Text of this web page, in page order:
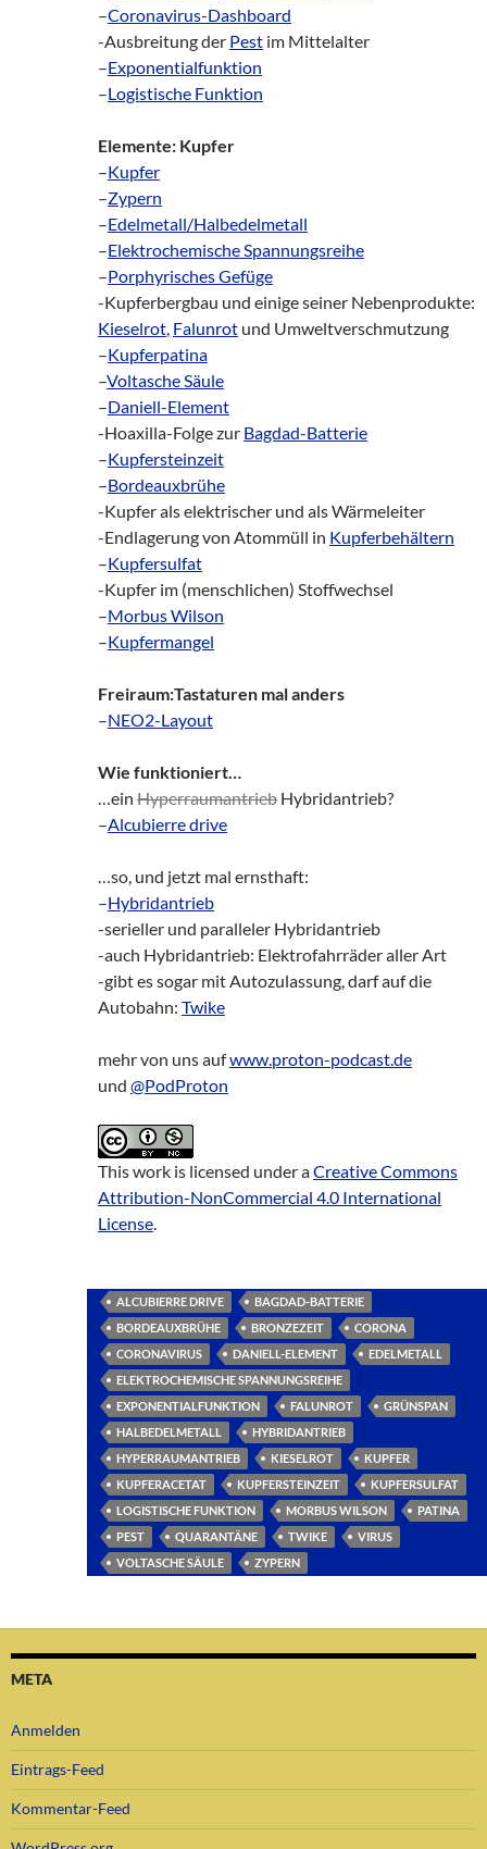
–Coronavirus-Dashboard
-Ausbreitung der Pest im Mittelalter
–Exponentialfunktion
–Logistische Funktion
Elemente: Kupfer
–Kupfer
–Zypern
–Edelmetall/Halbedelmetall
–Elektrochemische Spannungsreihe
–Porphyrisches Gefüge
-Kupferbergbau und einige seiner Nebenprodukte:
Kieselrot, Falunrot und Umweltverschmutzung
–Kupferpatina
–Voltasche Säule
–Daniell-Element
-Hoaxilla-Folge zur Bagdad-Batterie
–Kupfersteinzeit
–Bordeauxbrühe
-Kupfer als elektrischer und als Wärmeleiter
-Endlagerung von Atommüll in Kupferbehältern
–Kupfersulfat
-Kupfer im (menschlichen) Stoffwechsel
–Morbus Wilson
–Kupfermangel
Freiraum:Tastaturen mal anders
–NEO2-Layout
Wie funktioniert…
…ein Hyperraumantrieb Hybridantrieb?
–Alcubierre drive
…so, und jetzt mal ernsthaft:
–Hybridantrieb
-serieller und paralleler Hybridantrieb
-auch Hybridantrieb: Elektrofahrräder aller Art
-gibt es sogar mit Autozulassung, darf auf die
Autobahn: Twike
mehr von uns aufwww.proton-podcast.de
und @PodProton
This work is licensed under aCreative Commons
Attribution-NonCommercial 4.0 International
License.
ALCUBIERRE DRIVE
BAGDAD-BATTERIE
BORDEAUXBRÜHE
BRONZEZEIT
CORONA
CORONAVIRUS
DANIELL-ELEMENT
EDELMETALL
ELEKTROCHEMISCHE SPANNUNGSREIHE
EXPONENTIALFUNKTION
FALUNROT
GRÜNSPAN
HALBEDELMETALL
HYBRIDANTRIEB
HYPERRAUMANTRIEB
KIESELROT
KUPFER
KUPFERACETAT
KUPFERSTEINZEIT
KUPFERSULFAT
LOGISTISCHE FUNKTION
MORBUS WILSON
PATINA
PEST
QUARANTÄNE TWIKE
VIRUS
VOLTASCHE SÄULE
ZYPERN
META
Anmelden
Eintrags-Feed
Kommentar-Feed